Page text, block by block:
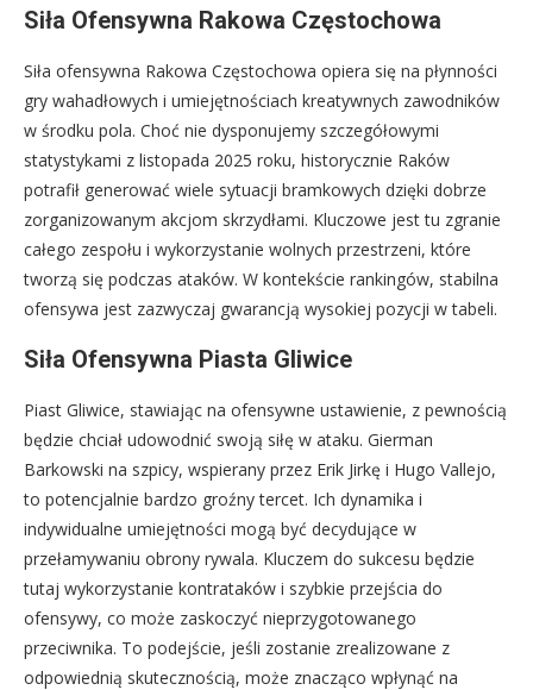
Siła Ofensywna Rakowa Częstochowa
Siła ofensywna Rakowa Częstochowa opiera się na płynności
gry wahadłowych i umiejętnościach kreatywnych zawodników
w środku pola. Choć nie dysponujemy szczegółowymi
statystykami z listopada 2025 roku, historycznie Raków
potrafił generować wiele sytuacji bramkowych dzięki dobrze
zorganizowanym akcjom skrzydłami. Kluczowe jest tu zgranie
całego zespołu i wykorzystanie wolnych przestrzeni, które
tworzą się podczas ataków. W kontekście rankingów, stabilna
ofensywa jest zazwyczaj gwarancją wysokiej pozycji w tabeli.
Siła Ofensywna Piasta Gliwice
Piast Gliwice, stawiając na ofensywne ustawienie, z pewnością
będzie chciał udowodnić swoją siłę w ataku. Gierman
Barkowski na szpicy, wspierany przez Erik Jirkę i Hugo Vallejo,
to potencjalnie bardzo groźny tercet. Ich dynamika i
indywidualne umiejętności mogą być decydujące w
przełamywaniu obrony rywala. Kluczem do sukcesu będzie
tutaj wykorzystanie kontrataków i szybkie przejścia do
ofensywy, co może zaskoczyć nieprzygotowanego
przeciwnika. To podejście, jeśli zostanie zrealizowane z
odpowiednią skutecznością, może znacząco wpłynąć na